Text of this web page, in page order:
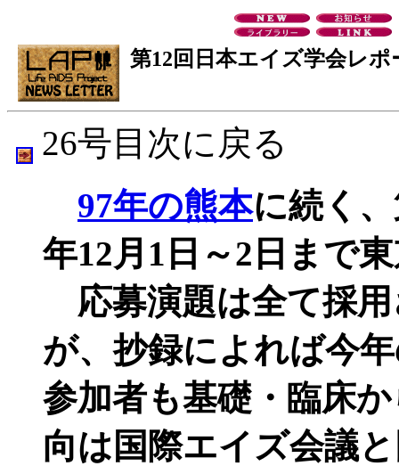
第12回日本エイズ学会レポ
26号目次に戻る
97年の熊本に続く
年12月1日～2日まで
応募演題は全て採
が、抄録によれば今
参加者も基礎・臨床
向は国際エイズ会議